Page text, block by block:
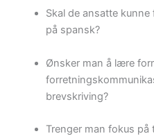
Skal de ansatte
på spansk?
Ønsker man å lære
brevskriving?
Trenger man fokus på